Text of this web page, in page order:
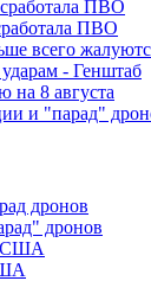
ПВО
всего
- Генштаб
на 8 августа
и "парад"
дронов